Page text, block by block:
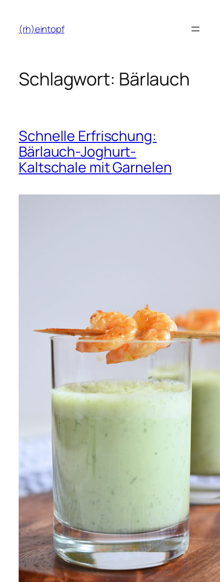
Inhalt
springen
(rh)eintopf
Schlagwort: Bärlauch
Schnelle Erfrischung:
Bärlauch-Joghurt-
Kaltschale mit Garnelen